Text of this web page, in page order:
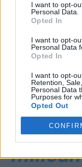
I want to opt-
Personal Data.
Opted In
I want to opt-
Personal Data
Opted In
I want to opt-
Retention,
Personal Data
Purposes for
Opted Out
deja